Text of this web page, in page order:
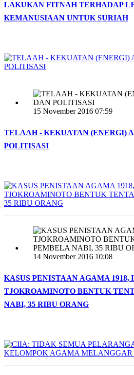
LAKUKAN FITNAH TERHADAP
KEMANUSIAAN UNTUK SURIAH
15 November 2016 07:59
TELAAH - KEKUATAN (ENERGI)
POLITISASI
14 November 2016 10:08
KASUS PENISTAAN AGAMA 1918,
TJOKROAMINOTO BENTUK
NABI, 35 RIBU ORANG